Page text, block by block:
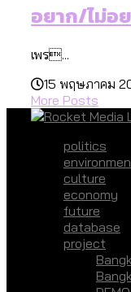
อยาก/ไม่อ
เพร...
15 พฤษภาคม
More Posts
politics
culture
economy
future
database
project